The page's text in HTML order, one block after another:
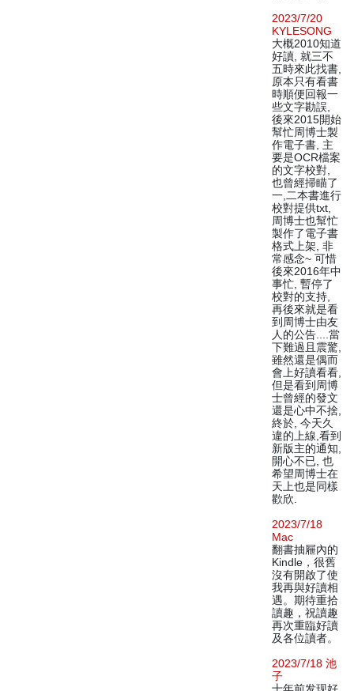
2023/7/20
KYLESONG
大概2010知道
好讀, 就三不
五時來此找書,
原本只有看書
時順便回報一
些文字勘誤,
後來2015開始
幫忙周博士製
作電子書, 主
要是OCR檔案
的文字校對,
也曾經掃瞄了
一,二本書進行
校對提供txt,
周博士也幫忙
製作了電子書
格式上架, 非
常感念~ 可惜
後來2016年中
事忙, 暫停了
校對的支持,
再後來就是看
到周博士由友
人的公告....當
下難過且震驚,
雖然還是偶而
會上好讀看看,
但是看到周博
士曾經的發文
還是心中不捨,
終於, 今天久
違的上線,看到
新版主的通知,
開心不已, 也
希望周博士在
天上也是同樣
歡欣.
2023/7/18
Mac
翻書抽屜內的
Kindle，很舊
沒有開啟了使
我再與好讀相
遇。期待重拾
讀趣，祝讀趣
再次重臨好讀
及各位讀者。
2023/7/18 池
子